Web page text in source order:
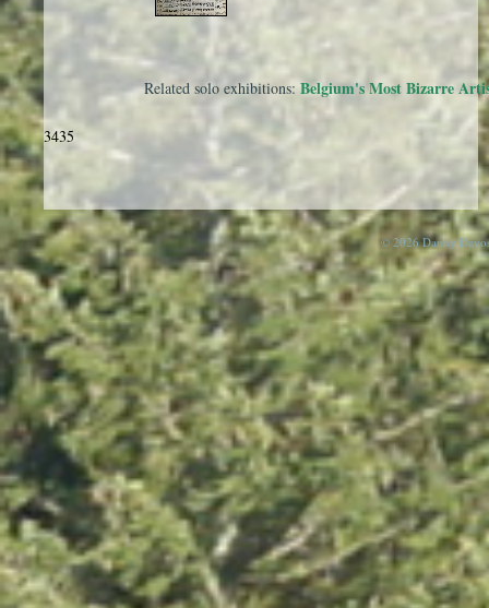
Related solo exhibitions: Belgium's Most Bizarre
3435
© 2026 Danny